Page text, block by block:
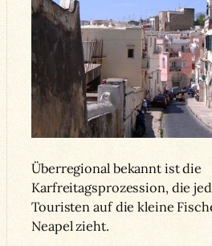
Überregional bekannt ist die
Karfreitagsprozession, die
Touristen auf die kleine
Neapel zieht.